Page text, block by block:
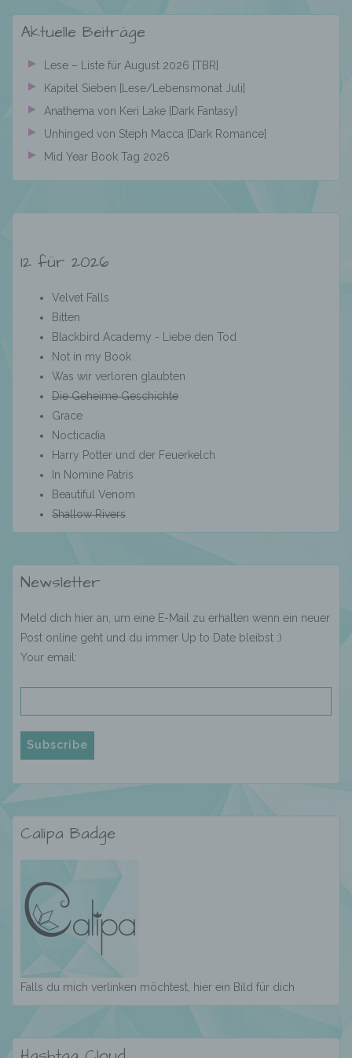
Aktuelle Beiträge
Lese – Liste für August 2026 [TBR]
Kapitel Sieben [Lese/Lebensmonat Juli]
Anathema von Keri Lake [Dark Fantasy]
Unhinged von Steph Macca [Dark Romance]
Mid Year Book Tag 2026
12 für 2026
Velvet Falls
Bitten
Blackbird Academy - Liebe den Tod
Not in my Book
Was wir verloren glaubten
Die Geheime Geschichte
Grace
Nocticadia
Harry Potter und der Feuerkelch
In Nomine Patris
Beautiful Venom
Shallow Rivers
Newsletter
Meld dich hier an, um eine E-Mail zu erhalten wenn ein neuer
Post online geht und du immer Up to Date bleibst :)
Your email:
Calipa Badge
Falls du mich verlinken möchtest, hier ein Bild für dich
Person, Behörde, Einrichtung oder andere
Stelle außer der betroffenen Person, dem
Einwilligung ist jede von der betroffenen
Person freiwillig für den bestimmten Fall in
informierter Weise und unmissverständlich
abgegebene Willensbekundung in Form
einer Erklärung oder einer sonstigen
eindeutigen bestätigenden Handlung, mit der
die betroffene Person zu verstehen gibt, dass
sie mit der Verarbeitung der sie betreffenden
personenbezogenen Daten einverstanden
ist.
Verantwortlichen
Verantwortlicher im Sinne der Datenschutz-
Grundverordnung, sonstiger in den Mitgliedstaaten
der Europäischen Union geltenden
Datenschutzgesetze und anderer Bestimmungen
E-Mail: calispassion@gmx.de
Die Internetseiten verwenden teilweise so
genannte Cookies, LocalStorage und
machen. Local Storage und SessionStorage ist
eine Technologie, mit welcher ihr Browser Daten
auf Ihrem Computer oder mobilen Gerät
abspeichert. Cookies sind Textdateien, welche
über einen Internetbrowser auf einem
Computersystem abgelegt und gespeichert
werden. Sie können die Verwendung von Cookies,